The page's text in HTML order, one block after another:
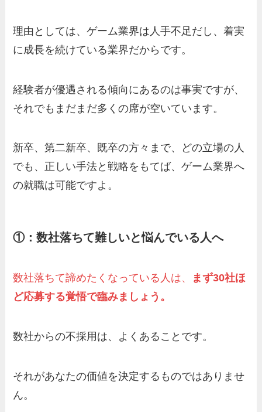
理由としては、ゲーム業界は人手不足だし、着実
に成長を続けている業界だからです。
経験者が優遇される傾向にあるのは事実ですが、
それでもまだまだ多くの席が空いています。
新卒、第二新卒、既卒の方々まで、どの立場の人
でも、正しい手法と戦略をもてば、ゲーム業界へ
の就職は可能ですよ。
①：数社落ちて難しいと悩んでいる人へ
数社落ちて諦めたくなっている人は、 まず30社ほ
ど応募する覚悟で臨みましょう。
数社からの不採用は、よくあることです。
それがあなたの価値を決定するものではありませ
ん。